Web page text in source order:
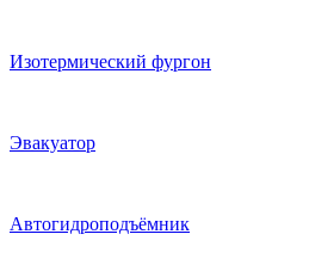
Изотермический фургон
Эвакуатор
Автогидроподъёмник